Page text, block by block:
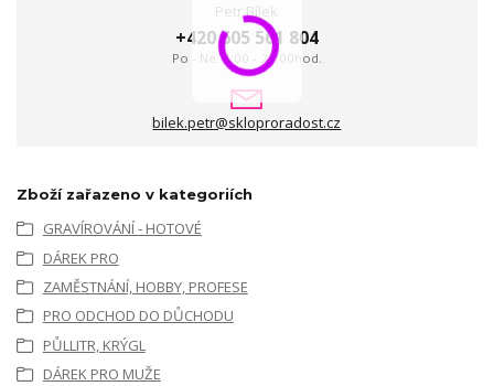
Petr Bílek
+420 605 561 804
Po - Ne: 8:00 - 24:00hod.
bilek.petr@skloproradost.cz
Zboží zařazeno v kategoriích
GRAVÍROVÁNÍ - HOTOVÉ
DÁREK PRO
ZAMĚSTNÁNÍ, HOBBY, PROFESE
PRO ODCHOD DO DŮCHODU
PŮLLITR, KRÝGL
DÁREK PRO MUŽE